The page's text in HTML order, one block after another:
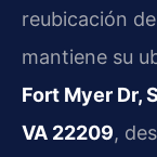
reubicación
mantiene su
Fort Myer Dr,
VA 22209,